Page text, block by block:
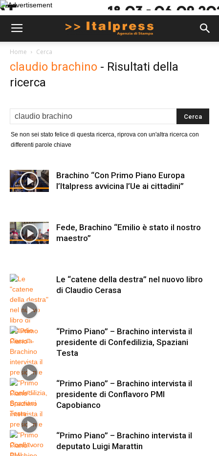
Home Cerca
claudio brachino - Risultati della
ricerca
Se non sei stato felice di questa ricerca, riprova con un'altra ricerca con
differenti parole chiave
Brachino “Con Primo Piano Europa
l’Italpress avvicina l’Ue ai cittadini”
Fede, Brachino “Emilio è stato il nostro
maestro”
Le “catene della destra” nel nuovo libro
di Claudio Cerasa
“Primo Piano” – Brachino intervista il
presidente di Confedilizia, Spaziani
Testa
“Primo Piano” – Brachino intervista il
presidente di Conflavoro PMI
Capobianco
“Primo Piano” – Brachino intervista il
deputato Luigi Marattin